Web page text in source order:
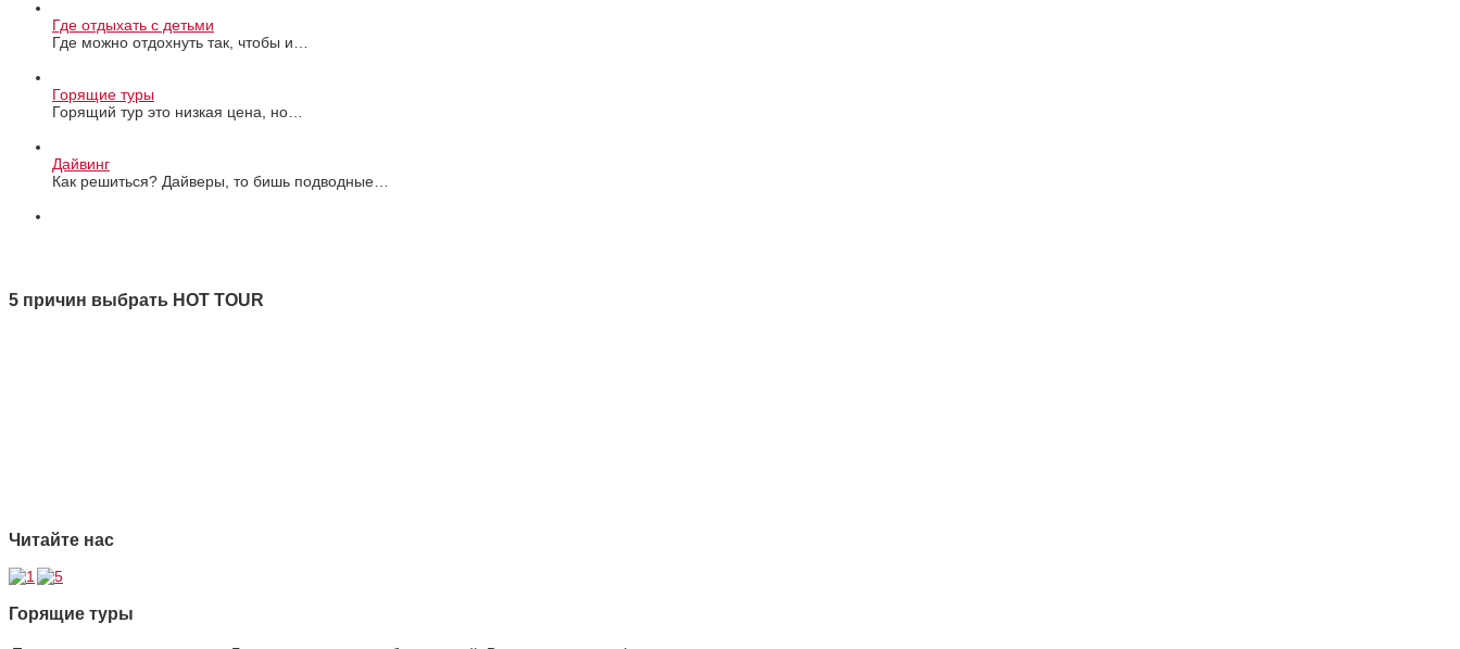
Где отдыхать с детьми
Где можно отдохнуть так, чтобы и…
Горящие туры
Горящий тур это низкая цена, но…
Дайвинг
Как решиться? Дайверы, то бишь подводные…
5 причин выбрать HOT TOUR
Читайте нас
Горящие туры